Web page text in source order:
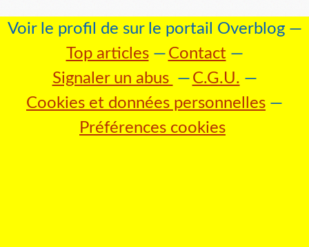
Voir le profil de sur le portail Overblog
Top articles
Contact
Signaler un abus
C.G.U.
Cookies et données personnelles
Préférences cookies